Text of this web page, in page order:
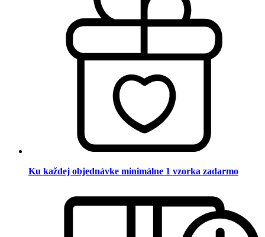
Ku každej objednávke minimálne 1 vzorka zadarmo